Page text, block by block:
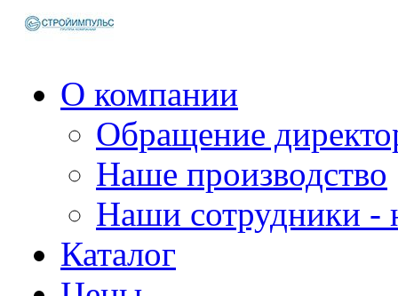
О компании
Обращение
Наше производство
Наши сотрудники -
Каталог